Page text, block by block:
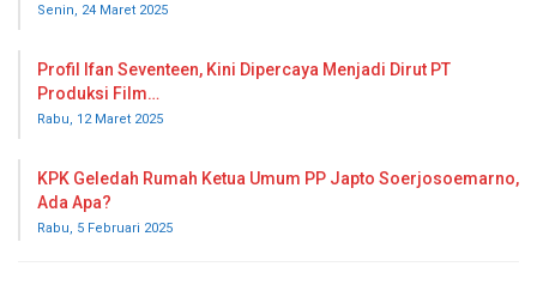
Senin, 24 Maret 2025
Profil Ifan Seventeen, Kini Dipercaya Menjadi Dirut PT
Produksi Film…
Rabu, 12 Maret 2025
KPK Geledah Rumah Ketua Umum PP Japto Soerjosoemarno,
Ada Apa?
Rabu, 5 Februari 2025